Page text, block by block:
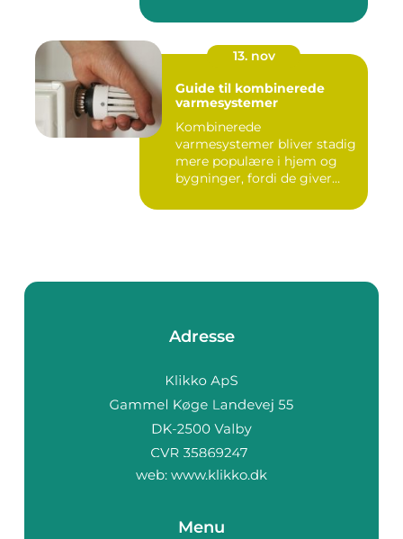
13. nov
Guide til kombinerede
varmesystemer
Kombinerede
varmesystemer bliver stadig
mere populære i hjem og
bygninger, fordi de giver
Adresse
web: www.klikko.dk
Menu